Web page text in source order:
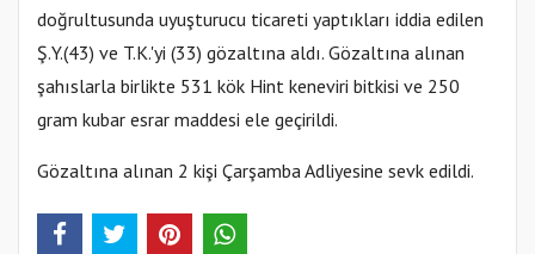
doğrultusunda uyuşturucu ticareti yaptıkları iddia edilen
Ş.Y.(43) ve T.K.'yi (33) gözaltına aldı. Gözaltına alınan
şahıslarla birlikte 531 kök Hint keneviri bitkisi ve 250
gram kubar esrar maddesi ele geçirildi.
Gözaltına alınan 2 kişi Çarşamba Adliyesine sevk edildi.